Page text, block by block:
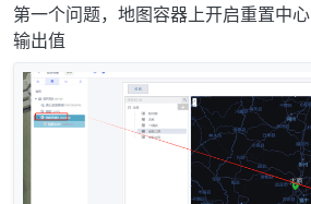
第一个问题，地图容器上开启重置中
输出值